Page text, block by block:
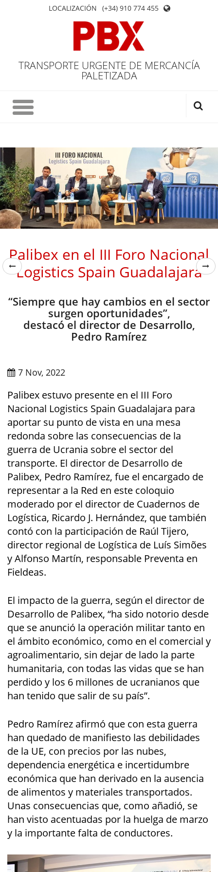
LOCALIZACIÓN (+34) 910 774 455
TRANSPORTE URGENTE DE MERCANCÍA
PALETIZADA
Palibex en el III Foro Nacional
Logistics Spain Guadalajara
“Siempre que hay cambios en el sector
surgen oportunidades”,
destacó el director de Desarrollo,
Pedro Ramírez
7 Nov, 2022
Palibex estuvo presente en el III Foro
Nacional Logistics Spain Guadalajara para
aportar su punto de vista en una mesa
redonda sobre las consecuencias de la
guerra de Ucrania sobre el sector del
transporte. El director de Desarrollo de
Palibex, Pedro Ramírez, fue el encargado de
representar a la Red en este coloquio
moderado por el director de Cuadernos de
Logística, Ricardo J. Hernández, que también
contó con la participación de Raúl Tijero,
director regional de Logística de Luís Simões
y Alfonso Martín, responsable Preventa en
Fieldeas.
El impacto de la guerra, según el director de
Desarrollo de Palibex, “ha sido notorio desde
que se anunció la operación militar tanto en
el ámbito económico, como en el comercial y
agroalimentario, sin dejar de lado la parte
humanitaria, con todas las vidas que se han
perdido y los 6 millones de ucranianos que
han tenido que salir de su país”.
Pedro Ramírez afirmó que con esta guerra
han quedado de manifiesto las debilidades
de la UE, con precios por las nubes,
dependencia energética e incertidumbre
económica que han derivado en la ausencia
de alimentos y materiales transportados.
Unas consecuencias que, como añadió, se
han visto acentuadas por la huelga de marzo
y la importante falta de conductores.